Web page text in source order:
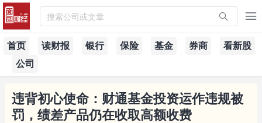
搜索公司或文章
首页 读财报 银行 保险 基金 券商
看新股
公司
违背初心使命：财通基金投资运作违规被
罚，绩差产品仍在收取高额收费